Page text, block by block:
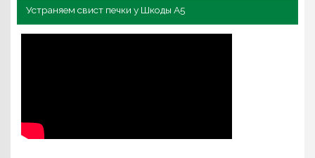
Устраняем свист печки у Шкоды А5